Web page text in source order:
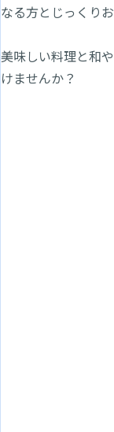
なる方とじっくり
美味しい料理と和
けませんか？